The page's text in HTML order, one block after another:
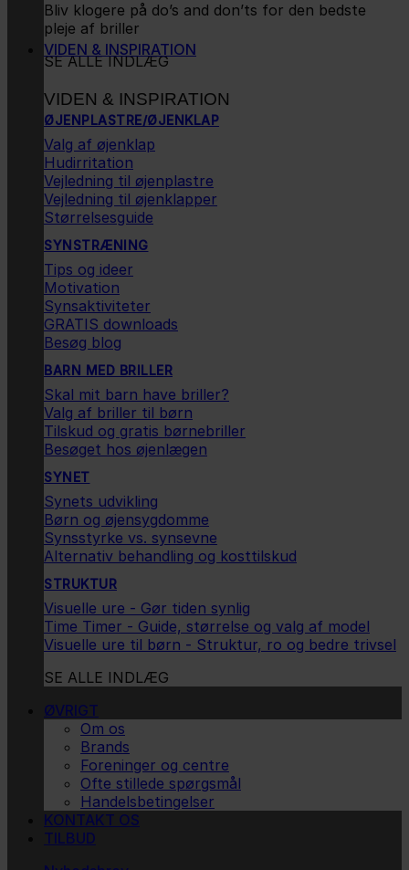
Bliv klogere på do’s and don’ts for den bedste
pleje af briller
SE ALLE INDLÆG
VIDEN & INSPIRATION
VIDEN & INSPIRATION
ØJENPLASTRE/ØJENKLAP
Valg af øjenklap
Hudirritation
Vejledning til øjenplastre
Vejledning til øjenklapper
Størrelsesguide
SYNSTRÆNING
Tips og ideer
Motivation
Synsaktiviteter
GRATIS downloads
Besøg blog
BARN MED BRILLER
Skal mit barn have briller?
Valg af briller til børn
Tilskud og gratis børnebriller
Besøget hos øjenlægen
SYNET
Synets udvikling
Børn og øjensygdomme
Synsstyrke vs. synsevne
Alternativ behandling og kosttilskud
STRUKTUR
Visuelle ure - Gør tiden synlig
Time Timer - Guide, størrelse og valg af model
Visuelle ure til børn - Struktur, ro og bedre trivsel
SE ALLE INDLÆG
ØVRIGT
Om os
Brands
Foreninger og centre
Ofte stillede spørgsmål
Handelsbetingelser
KONTAKT OS
TILBUD